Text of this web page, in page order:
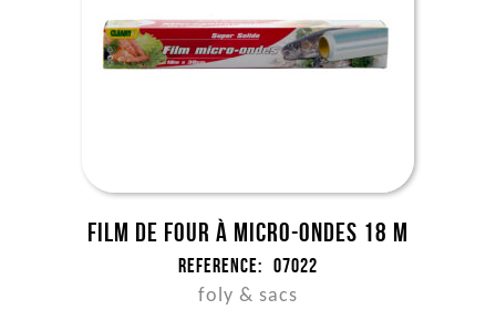
Film de four à micro-ondes 18 m
Reference: 07022
foly & sacs